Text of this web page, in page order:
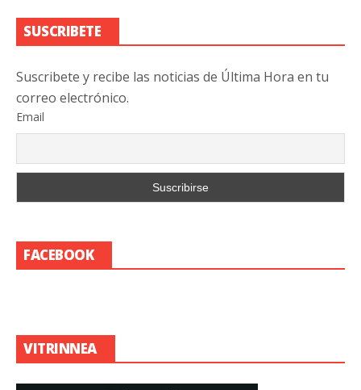
SUSCRIBETE
Suscribete y recibe las noticias de Última Hora en tu
correo electrónico.
Email
FACEBOOK
VITRINNEA